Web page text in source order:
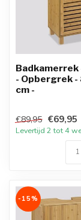
Badkamerrek
- Opbergrek -
cm -
€89,95 €69,95
Levertijd 2 tot 4
-15%